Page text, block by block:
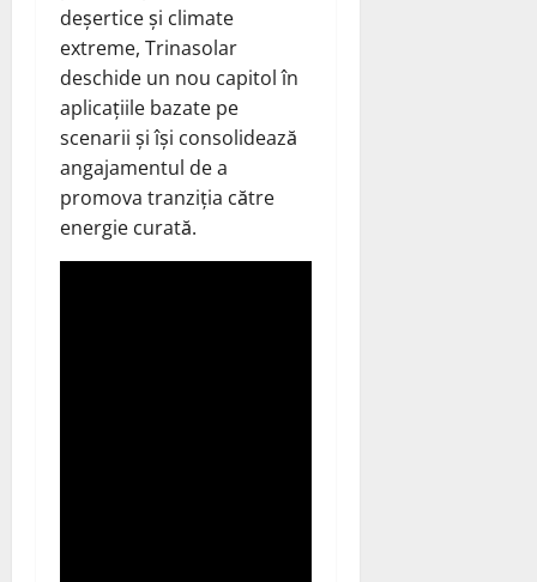
deșertice și climate
extreme, Trinasolar
deschide un nou capitol în
aplicațiile bazate pe
scenarii și își consolidează
angajamentul de a
promova tranziția către
energie curată.